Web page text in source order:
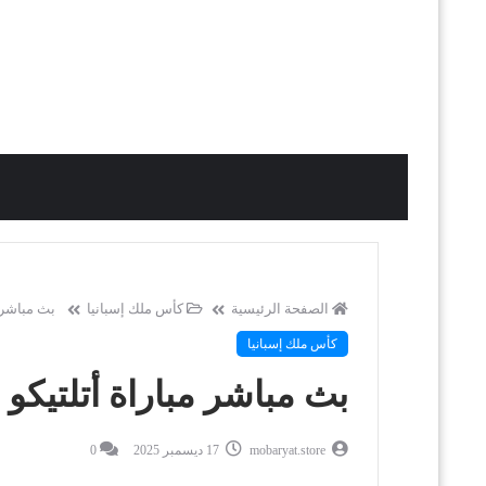
الصفحة الرئيسية كأس ملك إسبانيا بث مباشر
كأس ملك إسبانيا
بث مباشر مباراة
mobaryat.store 17 ديسمبر 2025 0